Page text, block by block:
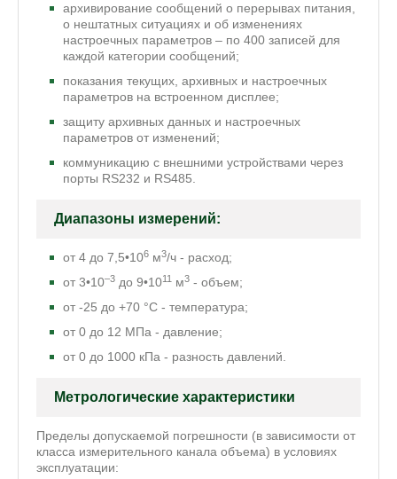
архивирование сообщений о перерывах питания,
о нештатных ситуациях и об изменениях
настроечных параметров – по 400 записей для
каждой категории сообщений;
показания текущих, архивных и настроечных
параметров на встроенном дисплее;
защиту архивных данных и настроечных
параметров от изменений;
коммуникацию с внешними устройствами через
порты RS232 и RS485.
Диапазоны измерений:
от 4 до 7,5•106 м3/ч - расход;
от 3•10–3 до 9•1011 м3 - объем;
от -25 до +70 °С - температура;
от 0 до 12 МПа - давление;
от 0 до 1000 кПа - разность давлений.
Метрологические характеристики
Пределы допускаемой погрешности (в зависимости от
класса измерительного канала объема) в условиях
эксплуатации: